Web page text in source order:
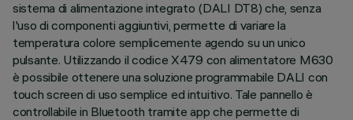
sistema di alimentazione integrato (DALI DT8) che, senza
l'uso di componenti aggiuntivi, permette di variare la
temperatura colore semplicemente agendo su un unico
pulsante. Utilizzando il codice X479 con alimentatore M630
è possibile ottenere una soluzione programmabile DALI con
touch screen di uso semplice ed intuitivo. Tale pannello è
controllabile in Bluetooth tramite app che permette di